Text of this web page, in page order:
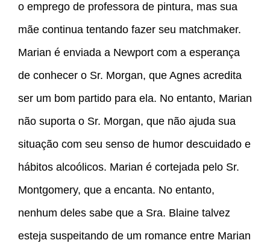
o emprego de professora de pintura, mas sua
mãe continua tentando fazer seu matchmaker.
Marian é enviada a Newport com a esperança
de conhecer o Sr. Morgan, que Agnes acredita
ser um bom partido para ela. No entanto, Marian
não suporta o Sr. Morgan, que não ajuda sua
situação com seu senso de humor descuidado e
hábitos alcoólicos. Marian é cortejada pelo Sr.
Montgomery, que a encanta. No entanto,
nenhum deles sabe que a Sra. Blaine talvez
esteja suspeitando de um romance entre Marian